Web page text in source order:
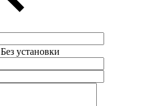
Без установки